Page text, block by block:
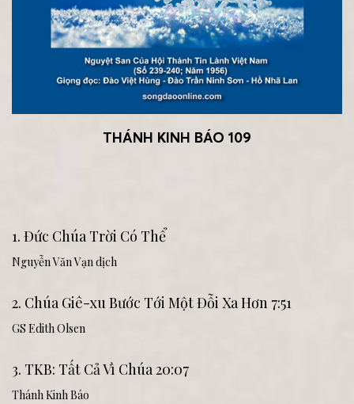
THÁNH KINH BÁO 109
1. Đức Chúa Trời Có Thể
Nguyễn Văn Vạn dịch
2. Chúa Giê-xu Bước Tới Một Đỗi Xa Hơn 7:51
GS Edith Olsen
3. TKB: Tất Cả Vì Chúa 20:07
Thánh Kinh Báo